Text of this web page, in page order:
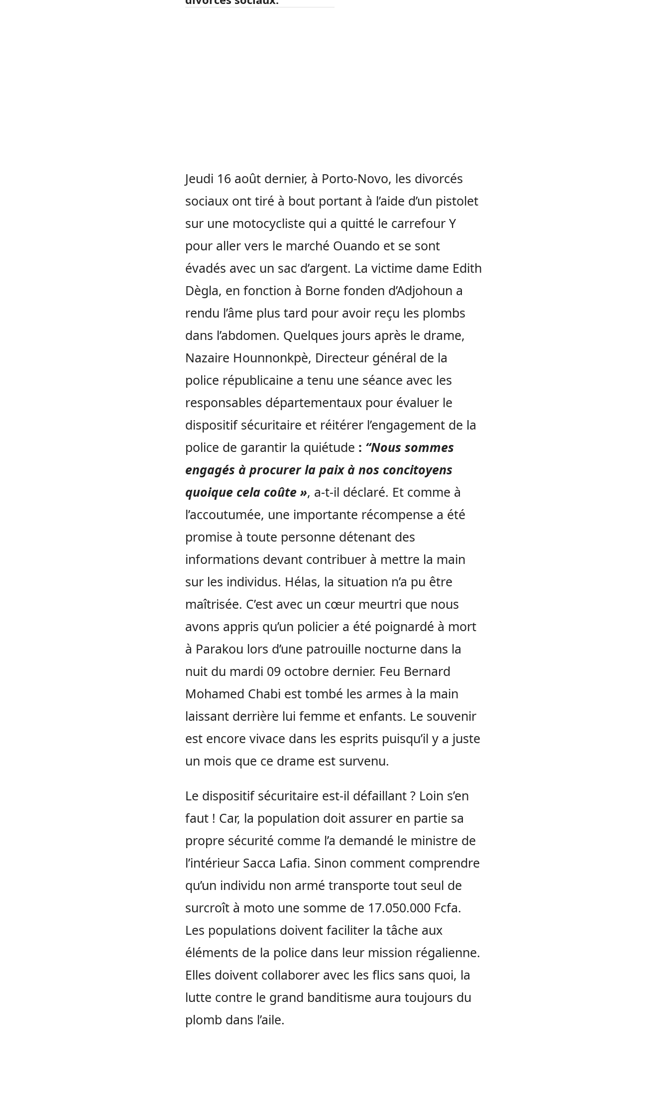
Jeudi 16 août dernier, à Porto-Novo, les divorcés
sociaux ont tiré à bout portant à l’aide d’un pistolet
sur une motocycliste qui a quitté le carrefour Y
pour aller vers le marché Ouando et se sont
évadés avec un sac d’argent. La victime dame Edith
Dègla, en fonction à Borne fonden d’Adjohoun a
rendu l’âme plus tard pour avoir reçu les plombs
dans l’abdomen. Quelques jours après le drame,
Nazaire Hounnonkpè, Directeur général de la
police républicaine a tenu une séance avec les
responsables départementaux pour évaluer le
dispositif sécuritaire et réitérer l’engagement de la
police de garantir la quiétude : “Nous sommes
engagés à procurer la paix à nos concitoyens
quoique cela coûte », a-t-il déclaré. Et comme à
l’accoutumée, une importante récompense a été
promise à toute personne détenant des
informations devant contribuer à mettre la main
sur les individus. Hélas, la situation n’a pu être
maîtrisée. C’est avec un cœur meurtri que nous
avons appris qu’un policier a été poignardé à mort
à Parakou lors d’une patrouille nocturne dans la
nuit du mardi 09 octobre dernier. Feu Bernard
Mohamed Chabi est tombé les armes à la main
laissant derrière lui femme et enfants. Le souvenir
est encore vivace dans les esprits puisqu’il y a juste
un mois que ce drame est survenu.
Le dispositif sécuritaire est-il défaillant ? Loin s’en
faut ! Car, la population doit assurer en partie sa
propre sécurité comme l’a demandé le ministre de
l’intérieur Sacca Lafia. Sinon comment comprendre
qu’un individu non armé transporte tout seul de
surcroît à moto une somme de 17.050.000 Fcfa.
Les populations doivent faciliter la tâche aux
éléments de la police dans leur mission régalienne.
Elles doivent collaborer avec les flics sans quoi, la
lutte contre le grand banditisme aura toujours du
plomb dans l’aile.